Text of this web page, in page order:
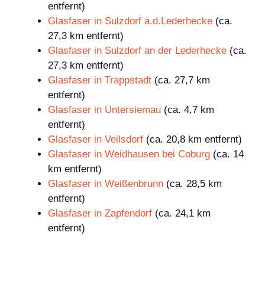
entfernt)
Glasfaser in Sulzdorf a.d.Lederhecke (ca.
27,3 km entfernt)
Glasfaser in Sulzdorf an der Lederhecke (ca.
27,3 km entfernt)
Glasfaser in Trappstadt (ca. 27,7 km
entfernt)
Glasfaser in Untersiemau (ca. 4,7 km
entfernt)
Glasfaser in Veilsdorf (ca. 20,8 km entfernt)
Glasfaser in Weidhausen bei Coburg (ca. 14
km entfernt)
Glasfaser in Weißenbrunn (ca. 28,5 km
entfernt)
Glasfaser in Zapfendorf (ca. 24,1 km
entfernt)